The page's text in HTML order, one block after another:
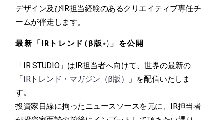
デザイン及びIR担当経験のあるクリエイティブ専任チ
ームが伴走します。
最新「IRトレンド（β版 ※ ）」 を公開
「IR STUDIO」はIR担当者へ向けて、世界の最新の
「IRトレンド・マガジン（β版）
」を配信いたしま
す。
投資家目線に拘ったニュースソースを元に、IR担当者